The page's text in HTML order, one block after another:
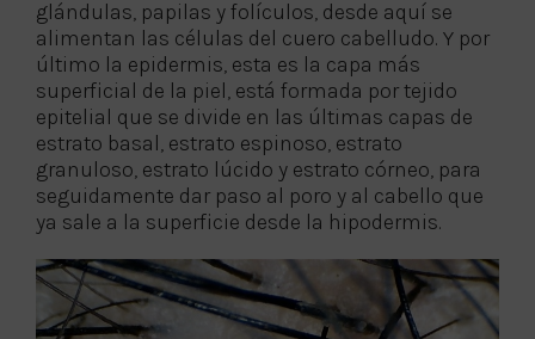
glándulas, papilas y folículos, desde aquí se
alimentan las células del cuero cabelludo. Y por
último la epidermis, esta es la capa más
superficial de la piel, está formada por tejido
epitelial que se divide en las últimas capas de
estrato basal, estrato espinoso, estrato
granuloso, estrato lúcido y estrato córneo, para
seguidamente dar paso al poro y al cabello que
ya sale a la superficie desde la hipodermis.